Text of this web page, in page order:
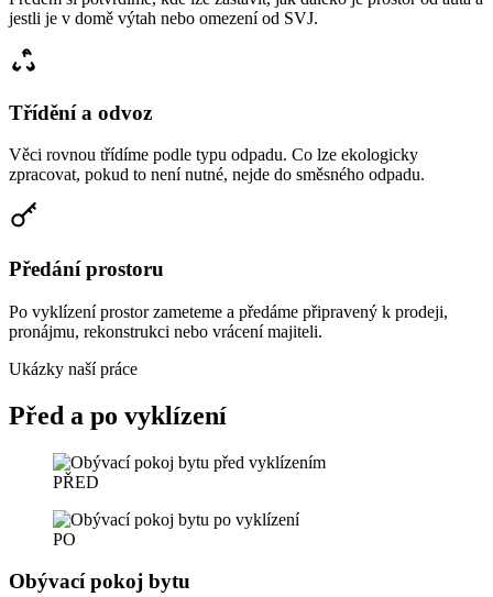
jestli je v domě výtah nebo omezení od SVJ.
Třídění a odvoz
Věci rovnou třídíme podle typu odpadu. Co lze ekologicky
zpracovat, pokud to není nutné, nejde do směsného odpadu.
Předání prostoru
Po vyklízení prostor zameteme a předáme připravený k prodeji,
pronájmu, rekonstrukci nebo vrácení majiteli.
Ukázky naší práce
Před a po vyklízení
PŘED
PO
Obývací pokoj bytu